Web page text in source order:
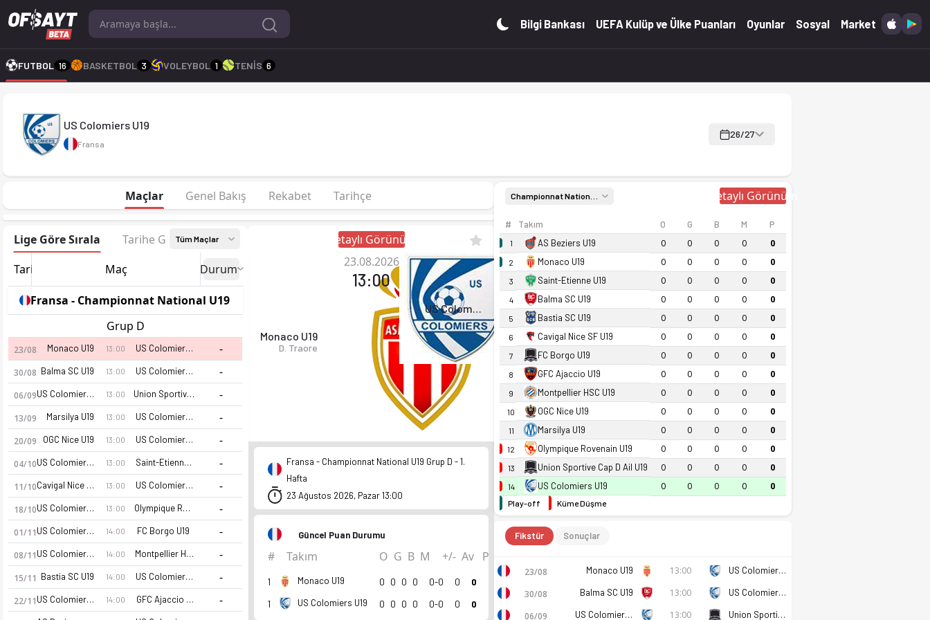
US Colomiers U19 26-27 sezonu | Championnat National U19 Grup D'de 1. sırada, 0 puan. Kadro, fikstür ve canlı skor Ofsayt'ta.
Bilgi Bankası UEFA Kulüp ve Ülke Puanları Oyunlar Sosyal Market
FUTBOL 16 BASKETBOL 3 VOLEYBOL 1 TENİS 6
US Colomiers U19
Fransa
26/27
Maçlar Genel Bakış Rekabet Tarihçe
Lige Göre Sırala Tarihe Göre Sırala
Tüm Maçlar
Tarih Maç Durum
Fransa - Championnat National U19
Grup D
23/08 Monaco U19 13:00 US Colomiers U19 -
30/08 Balma SC U19 13:00 US Colomiers U19 -
06/09 US Colomiers U19 13:00 Union Sportive Cap D Ail U19 -
13/09 Marsilya U19 13:00 US Colomiers U19 -
20/09 OGC Nice U19 13:00 US Colomiers U19 -
04/10 US Colomiers U19 13:00 Saint-Etienne U19 -
11/10 Cavigal Nice SF U19 13:00 US Colomiers U19 -
18/10 US Colomiers U19 13:00 Olympique Rovenain U19 -
01/11 US Colomiers U19 14:00 FC Borgo U19 -
08/11 US Colomiers U19 14:00 Montpellier HSC U19 -
15/11 Bastia SC U19 14:00 US Colomiers U19 -
22/11 US Colomiers U19 14:00 GFC Ajaccio U19 -
Detaylı Görünüm
Monaco U19
D. Traore
23.08.2026
13:00
US Colomiers U19
Fransa - Championnat National U19 Grup D - 1.
Hafta
23 Ağustos 2026, Pazar 13:00
Güncel Puan Durumu
# Takım O G B M +/- Av P
1 Monaco U19 0 0 0 0 0-0 0
0
1
US Colomiers U19 0 0 0 0 0-0 0 0
Detaylı Görünüm
# Takım O G B M P
1 AS Beziers U19 0 0 0 0 0
2 Monaco U19 0 0 0 0 0
3 Saint-Etienne U19 0 0 0 0 0
4 Balma SC U19 0 0 0 0 0
5 Bastia SC U19 0 0 0 0 0
6 Cavigal Nice SF U19 0 0 0 0 0
7 FC Borgo U19 0 0 0 0 0
8 GFC Ajaccio U19 0 0 0 0 0
9 Montpellier HSC U19 0 0 0 0 0
10 OGC Nice U19 0 0 0 0 0
11 Marsilya U19 0 0 0 0 0
12 Olympique Rovenain U19 0 0 0 0 0
13 Union Sportive Cap D Ail U19 0 0 0 0 0
14 US Colomiers U19 0 0 0 0 0
Play-off Küme Düşme
Fikstür Sonuçlar
23/08 Monaco U19 13:00 US Colomiers U19
30/08 Balma SC U19 13:00 US Colomiers U19
06/09 US Colomiers U19 13:00 Union Sportive Cap D Ail U19